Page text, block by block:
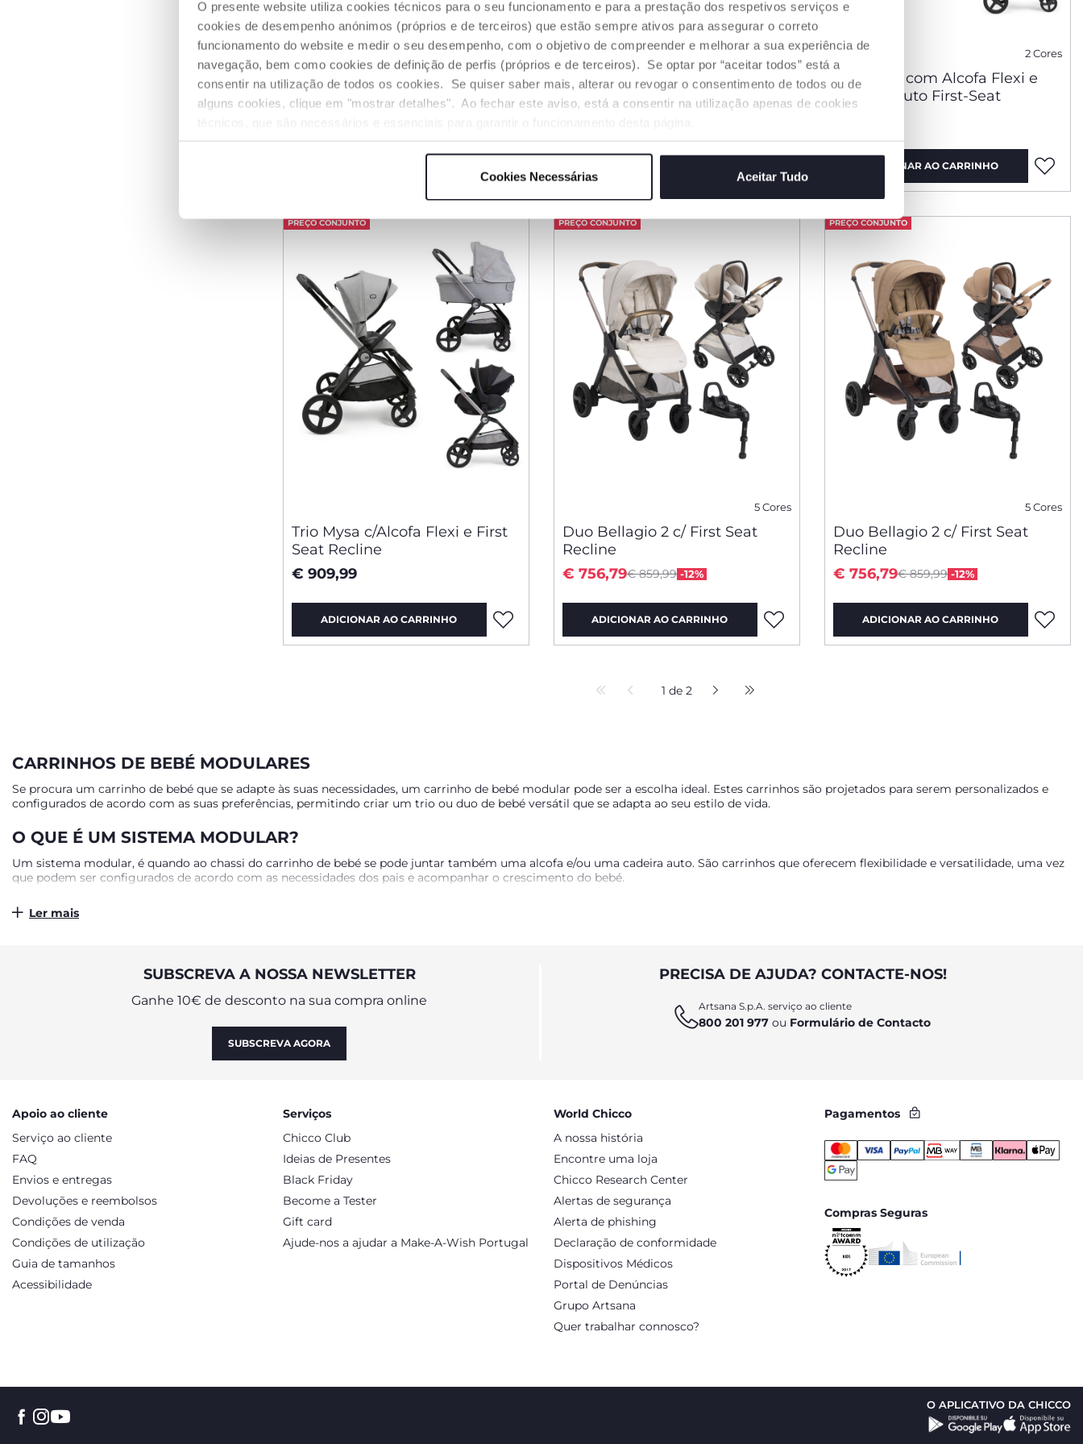
O presente website utiliza cookies técnicos para o seu funcionamento e para a prestação dos respetivos serviços e
cookies de desempenho anónimos (próprios e de terceiros) que estão sempre ativos para assegurar o correto
funcionamento do website e medir o seu desempenho, com o objetivo de compreender e melhorar a sua experiência de
navegação, bem como cookies de definição de perfis (próprios e de terceiros). Se optar por “aceitar todos” está a
consentir na utilização de todos os cookies. Se quiser saber mais, alterar ou revogar o consentimento de todos ou de
alguns cookies, clique em "mostrar detalhes". Ao fechar este aviso, está a consentir na utilização apenas de cookies
Cookies Necessárias Aceitar Tudo
3 Cores
Duo Mysa c/First Seat Recline
Price reduced from
2 Cores
Trio Mysa com Alcofa Flexi e
Cadeira Auto First-Seat
2 Cores
Trio Mysa com Alcofa Flexi e
Cadeira Auto First-Seat
ADICIONAR AO CARRINHO
PREÇO CONJUNTO
Trio Mysa c/Alcofa Flexi e First
Seat Recline
€ 909,99
ADICIONAR AO CARRINHO
PREÇO CONJUNTO
5 Cores
Duo Bellagio 2 c/ First Seat
Recline
Price reduced from
€ 859,99 -12%
to
€ 756,79
ADICIONAR AO CARRINHO
PREÇO CONJUNTO
5 Cores
Duo Bellagio 2 c/ First Seat
Recline
Price reduced from
€ 859,99 -12%
to
€ 756,79
ADICIONAR AO CARRINHO
1 de 2
CARRINHOS DE BEBÉ MODULARES
Se procura um carrinho de bebé que se adapte às suas necessidades, um carrinho de bebé modular pode ser a escolha ideal. Estes carrinhos são projetados para serem personalizados e
configurados de acordo com as suas preferências, permitindo criar um trio ou duo de bebé versátil que se adapta ao seu estilo de vida.
O QUE É UM SISTEMA MODULAR?
Um sistema modular, é quando ao chassi do carrinho de bebé se pode juntar também uma alcofa e/ou uma cadeira auto. São carrinhos que oferecem flexibilidade e versatilidade, uma vez
que podem ser configurados de acordo com as necessidades dos pais e acompanhar o crescimento do bebé.
TRIO, DUO OU CARRINHO DE PASSEIO
os pais que já têm a alcofa compatível com o carrinho ou uma cadeira auto.
Ler mais
SUBSCREVA A NOSSA NEWSLETTER
Ganhe 10€ de desconto na sua compra online
SUBSCREVA AGORA
PRECISA DE AJUDA? CONTACTE-NOS!
Artsana S.p.A. serviço ao cliente
800 201 977ou Formulário de Contacto
Apoio ao cliente
Serviço ao cliente
FAQ
Envios e entregas
Devoluções e reembolsos
Condições de venda
Condições de utilização
Guia de tamanhos
Acessibilidade
Serviços
Chicco Club
Ideias de Presentes
Black Friday
Become a Tester
Gift card
Ajude-nos a ajudar a Make-A-Wish Portugal
World Chicco
A nossa história
Encontre uma loja
Chicco Research Center
Alertas de segurança
Alerta de phishing
Declaração de conformidade
Dispositivos Médicos
Portal de Denúncias
Grupo Artsana
Quer trabalhar connosco?
Pagamentos
Compras Seguras
O APLICATIVO DA CHICCO